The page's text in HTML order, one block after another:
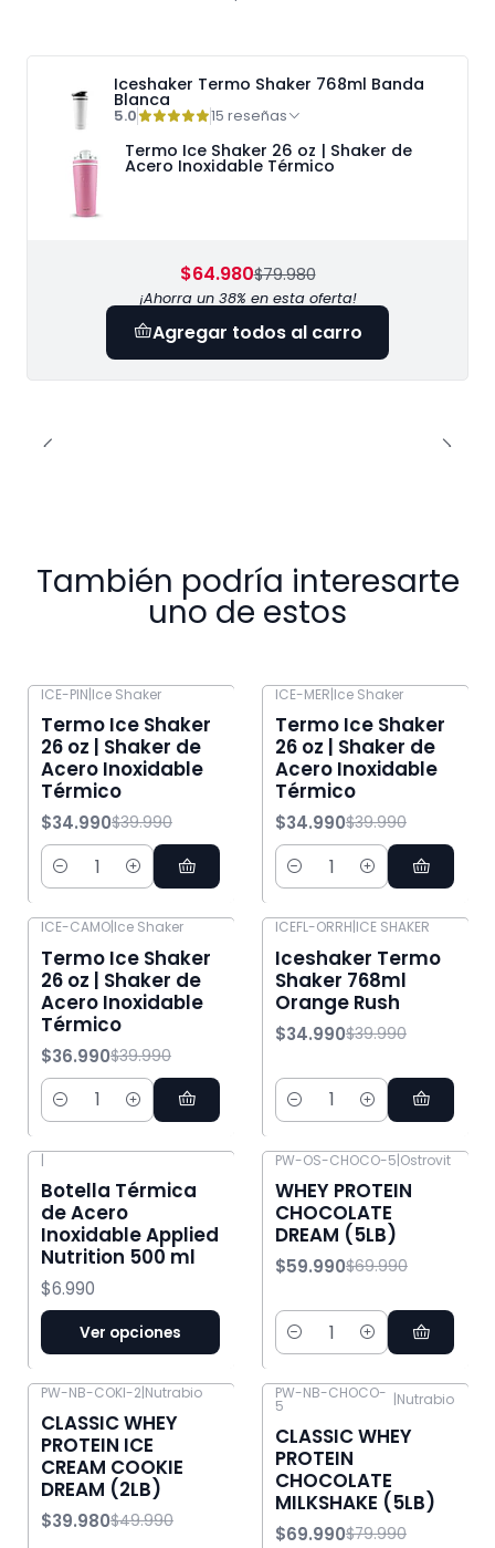
Iceshaker Termo Shaker 768ml Banda
Blanca
5.0 15 reseñas
Termo Ice Shaker 26 oz | Shaker de
Acero Inoxidable Térmico
$64.980$79.980
¡Ahorra un 38% en esta oferta!
Agregar todos al carro
También podría interesarte
uno de estos
ICE-PIN|Ice Shaker
Termo Ice Shaker
26 oz | Shaker de
Acero Inoxidable
Térmico
$34.990$39.990
Cantidad
ICE-MER|Ice Shaker
Termo Ice Shaker
26 oz | Shaker de
Acero Inoxidable
Térmico
$34.990$39.990
Cantidad
ICE-CAMO|Ice Shaker
Termo Ice Shaker
26 oz | Shaker de
Acero Inoxidable
Térmico
$36.990$39.990
Cantidad
ICEFL-ORRH|ICE SHAKER
Iceshaker Termo
Shaker 768ml
Orange Rush
$34.990$39.990
Cantidad
|
Botella Térmica
de Acero
Inoxidable Applied
Nutrition 500 ml
$6.990
Ver opciones
PW-OS-CHOCO-5|Ostrovit
WHEY PROTEIN
CHOCOLATE
DREAM (5LB)
$59.990$69.990
Cantidad
PW-NB-COKI-2|Nutrabio
CLASSIC WHEY
PROTEIN ICE
CREAM COOKIE
DREAM (2LB)
$39.980$49.990
PW-NB-CHOCO-
5 |Nutrabio
CLASSIC WHEY
PROTEIN
CHOCOLATE
MILKSHAKE (5LB)
$69.990$79.990